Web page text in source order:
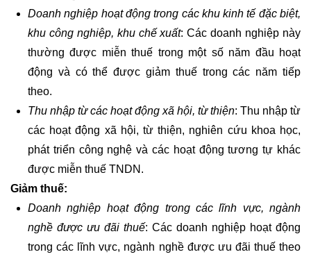
Doanh nghiệp hoạt động trong các khu kinh tế đặc biệt,
khu công nghiệp, khu chế xuất: Các doanh nghiệp này
thường được miễn thuế trong một số năm đầu hoạt
động và có thể được giảm thuế trong các năm tiếp
theo.
Thu nhập từ các hoạt động xã hội, từ thiện: Thu nhập từ
các hoạt động xã hội, từ thiện, nghiên cứu khoa học,
phát triển công nghệ và các hoạt động tương tự khác
được miễn thuế TNDN.
Giảm thuế:
Doanh nghiệp hoạt động trong các lĩnh vực, ngành
nghề được ưu đãi thuế: Các doanh nghiệp hoạt động
trong các lĩnh vực, ngành nghề được ưu đãi thuế theo